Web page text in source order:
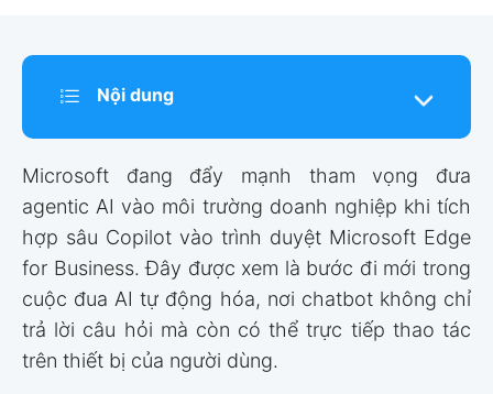
Nội dung
Microsoft đang đẩy mạnh tham vọng đưa
agentic AI vào môi trường doanh nghiệp khi tích
hợp sâu Copilot vào trình duyệt Microsoft Edge
for Business. Đây được xem là bước đi mới trong
cuộc đua AI tự động hóa, nơi chatbot không chỉ
trả lời câu hỏi mà còn có thể trực tiếp thao tác
trên thiết bị của người dùng.